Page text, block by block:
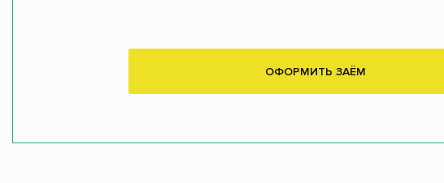
ОФОРМИТЬ ЗАЁМ